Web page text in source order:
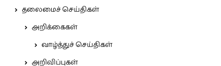
தலைமைச் செய்திகள்
அறிக்கைகள்
வாழ்த்துச் செய்திகள்
அறிவிப்புகள்